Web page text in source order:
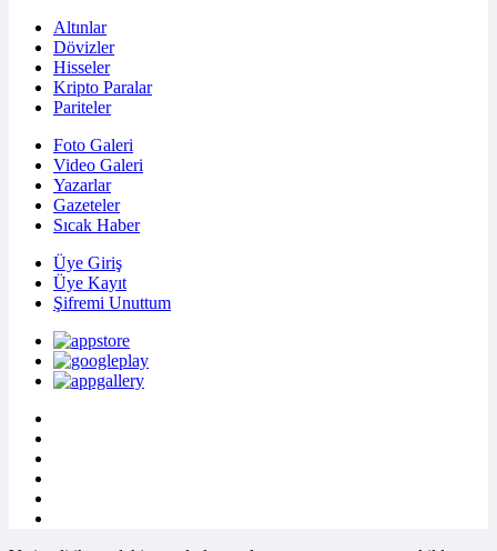
Altınlar
Dövizler
Hisseler
Kripto Paralar
Pariteler
Foto Galeri
Video Galeri
Yazarlar
Gazeteler
Sıcak Haber
Üye Giriş
Üye Kayıt
Şifremi Unuttum